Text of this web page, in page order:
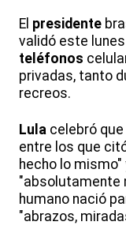
El presidente
validó este
teléfonos
privadas, tanto
recreos.
Lula celebró que
entre los que
hecho lo
"absolutamente
humano nació
"abrazos,